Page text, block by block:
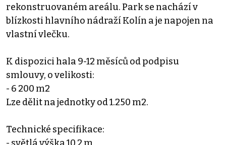
rekonstruovaném areálu. Park se nachází v
blízkosti hlavního nádraží Kolín a je napojen na
vlastní vlečku.
K dispozici hala 9-12 měsíců od podpisu
smlouvy, o velikosti:
- 6 200 m2
Lze dělit na jednotky od 1.250 m2.
Technické specifikace: